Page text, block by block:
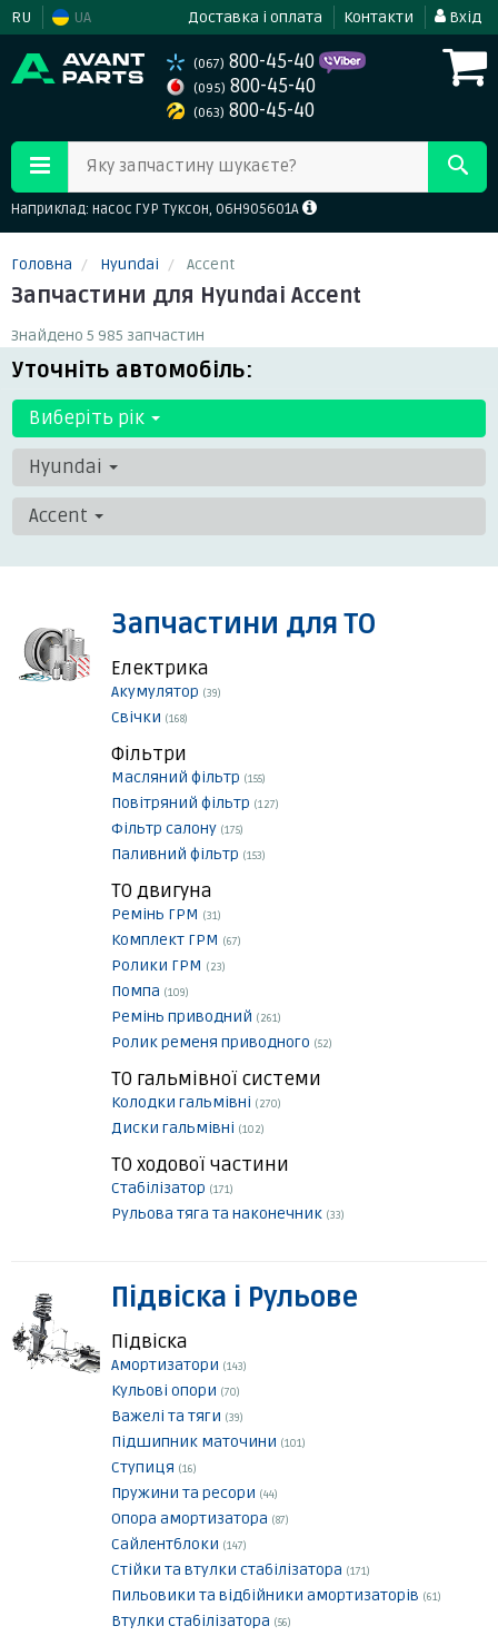
RU UA Доставка і оплата Контакти Вхід
(067) 800-45-40
(095) 800-45-40
(063) 800-45-40
Яку запчастину шукаєте?
Наприклад: насос ГУР Туксон, 06H905601A
Головна Hyundai Accent
Запчастини для Hyundai Accent
Знайдено 5 985 запчастин
Уточніть автомобіль:
Виберіть рік
Hyundai
Accent
Запчастини для ТО
Електрика
Акумулятор (39)
Свічки (168)
Фільтри
Масляний фільтр (155)
Повітряний фільтр (127)
Фільтр салону (175)
Паливний фільтр (153)
ТО двигуна
Ремінь ГРМ (31)
Комплект ГРМ (67)
Ролики ГРМ (23)
Помпа (109)
Ремінь приводний (261)
Ролик ременя приводного (52)
ТО гальмівної системи
Колодки гальмівні (270)
Диски гальмівні (102)
ТО ходової частини
Стабілізатор (171)
Рульова тяга та наконечник (33)
Підвіска і Рульове
Підвіска
Амортизатори (143)
Кульові опори (70)
Важелі та тяги (39)
Підшипник маточини (101)
Ступиця (16)
Пружини та ресори (44)
Опора амортизатора (87)
Сайлентблоки (147)
Стійки та втулки стабілізатора (171)
Пильовики та відбійники амортизаторів (61)
Втулки стабілізатора (56)